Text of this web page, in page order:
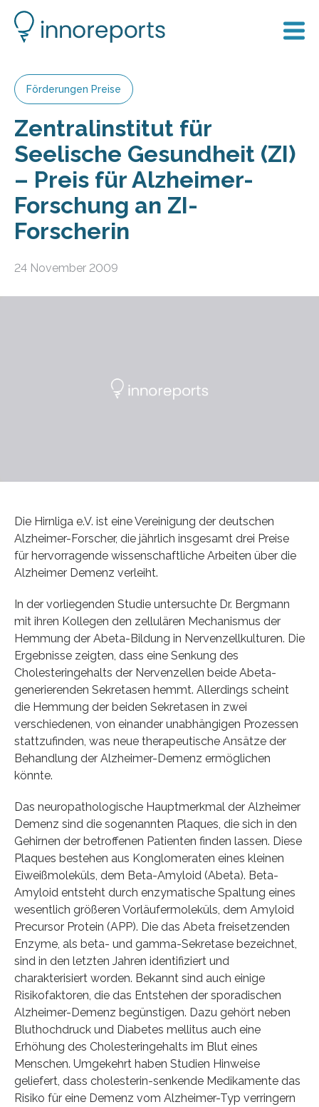
Förderungen Preise
Zentralinstitut für
Seelische Gesundheit (ZI)
– Preis für Alzheimer-
Forschung an ZI-
Forscherin
24 November 2009
Die Hirnliga e.V. ist eine Vereinigung der deutschen
Alzheimer-Forscher, die jährlich insgesamt drei Preise
für hervorragende wissenschaftliche Arbeiten über die
Alzheimer Demenz verleiht.
In der vorliegenden Studie untersuchte Dr. Bergmann
mit ihren Kollegen den zellulären Mechanismus der
Hemmung der Abeta-Bildung in Nervenzellkulturen. Die
Ergebnisse zeigten, dass eine Senkung des
Cholesteringehalts der Nervenzellen beide Abeta-
generierenden Sekretasen hemmt. Allerdings scheint
die Hemmung der beiden Sekretasen in zwei
verschiedenen, von einander unabhängigen Prozessen
stattzufinden, was neue therapeutische Ansätze der
Behandlung der Alzheimer-Demenz ermöglichen
könnte.
Das neuropathologische Hauptmerkmal der Alzheimer
Demenz sind die sogenannten Plaques, die sich in den
Gehirnen der betroffenen Patienten finden lassen. Diese
Plaques bestehen aus Konglomeraten eines kleinen
Eiweißmoleküls, dem Beta-Amyloid (Abeta). Beta-
Amyloid entsteht durch enzymatische Spaltung eines
wesentlich größeren Vorläufermoleküls, dem Amyloid
Precursor Protein (APP). Die das Abeta freisetzenden
Enzyme, als beta- und gamma-Sekretase bezeichnet,
sind in den letzten Jahren identifiziert und
charakterisiert worden. Bekannt sind auch einige
Risikofaktoren, die das Entstehen der sporadischen
Alzheimer-Demenz begünstigen. Dazu gehört neben
Bluthochdruck und Diabetes mellitus auch eine
Erhöhung des Cholesteringehalts im Blut eines
Menschen. Umgekehrt haben Studien Hinweise
geliefert, dass cholesterin-senkende Medikamente das
Risiko für eine Demenz vom Alzheimer-Typ verringern